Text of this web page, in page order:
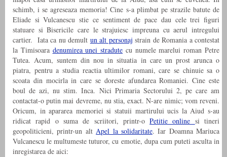
schimb, i se agreseaza memoria! Cine s-a plimbat pe strazile batute de
Eliade si Vulcanescu stie ce sentiment de pace dau cele trei figuri
statuare si Bisericile care le strajuiesc impreuna cu aerul intregului
cartier. Iata ca nu demult un alt personaj strain de Romania a contestat
la Timisoara denumirea unei stradute cu numele marelui roman Petre
Tutea. Acum, suntem din nou in situatia in care un prost arunca o
piatra, pentru a studia reactia ultimilor romani, care se chinuie sa o
scoata din mocirla in care se doreste afundarea Romaniei. Cine este
boul de azi, nu stim. Inca. Nici Primaria Sectorului 2, pe care am
contactat-o putin mai devreme, nu stia, exact. N-are nimic; vom reveni.
Oricum, in apararea memoriei si statuii martirului ucis la Aiud s-au
ridicat rapid o suma de scriitori, printr-oPetitie online si tineri
geopoliticieni, printr-un altApel la solidaritate. Iar Doamna Mariuca
Vulcanescu le multumeste tuturor, cu emotie, dupa cum puteti asculta in
inregistarea de aici: